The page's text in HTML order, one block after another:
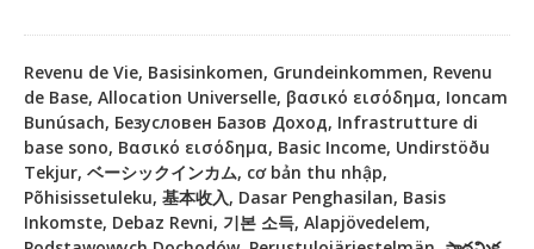
Revenu de Vie, Basisinkomen, Grundeinkommen, Revenu
de Base, Allocation Universelle, βασικό εισόδημα, Ioncam
Bunúsach, Безусловен Базов Доход, Infrastrutture di
base sono, Βασικό εισόδημα, Basic Income, Undirstöðu
Tekjur, ベーシックインカム, cơ bản thu nhập,
Põhisissetuleku, 基本收入, Dasar Penghasilan, Basis
Inkomste, Debaz Revni, 기본 소득, Alapjövedelem,